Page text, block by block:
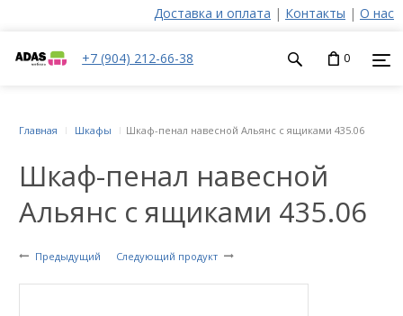
Доставка и оплата | Контакты | О нас
+7 (904) 212-66-38 0
Шкаф-пенал навесной
Альянс с ящиками 435.06
Предыдущий Следующий продукт
Главная Шкафы Шкаф-пенал навесной Альянс с ящиками 435.06